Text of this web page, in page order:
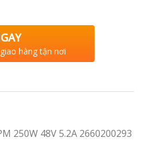
hàng tận nơi
250W 48V 5.2A 2660200293